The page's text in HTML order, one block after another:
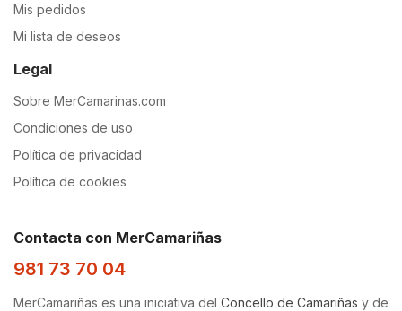
Mis pedidos
Mi lista de deseos
Legal
Sobre MerCamarinas.com
Condiciones de uso
Política de privacidad
Política de cookies
Contacta con MerCamariñas
981 73 70 04
MerCamariñas es una iniciativa del Concello de Camariñas y de